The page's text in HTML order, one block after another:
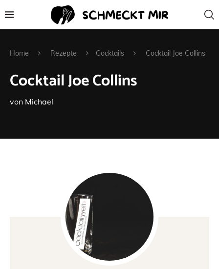
Home Rezepte Cocktails Cocktail Joe Collins
Cocktail Joe Collins
von Michael